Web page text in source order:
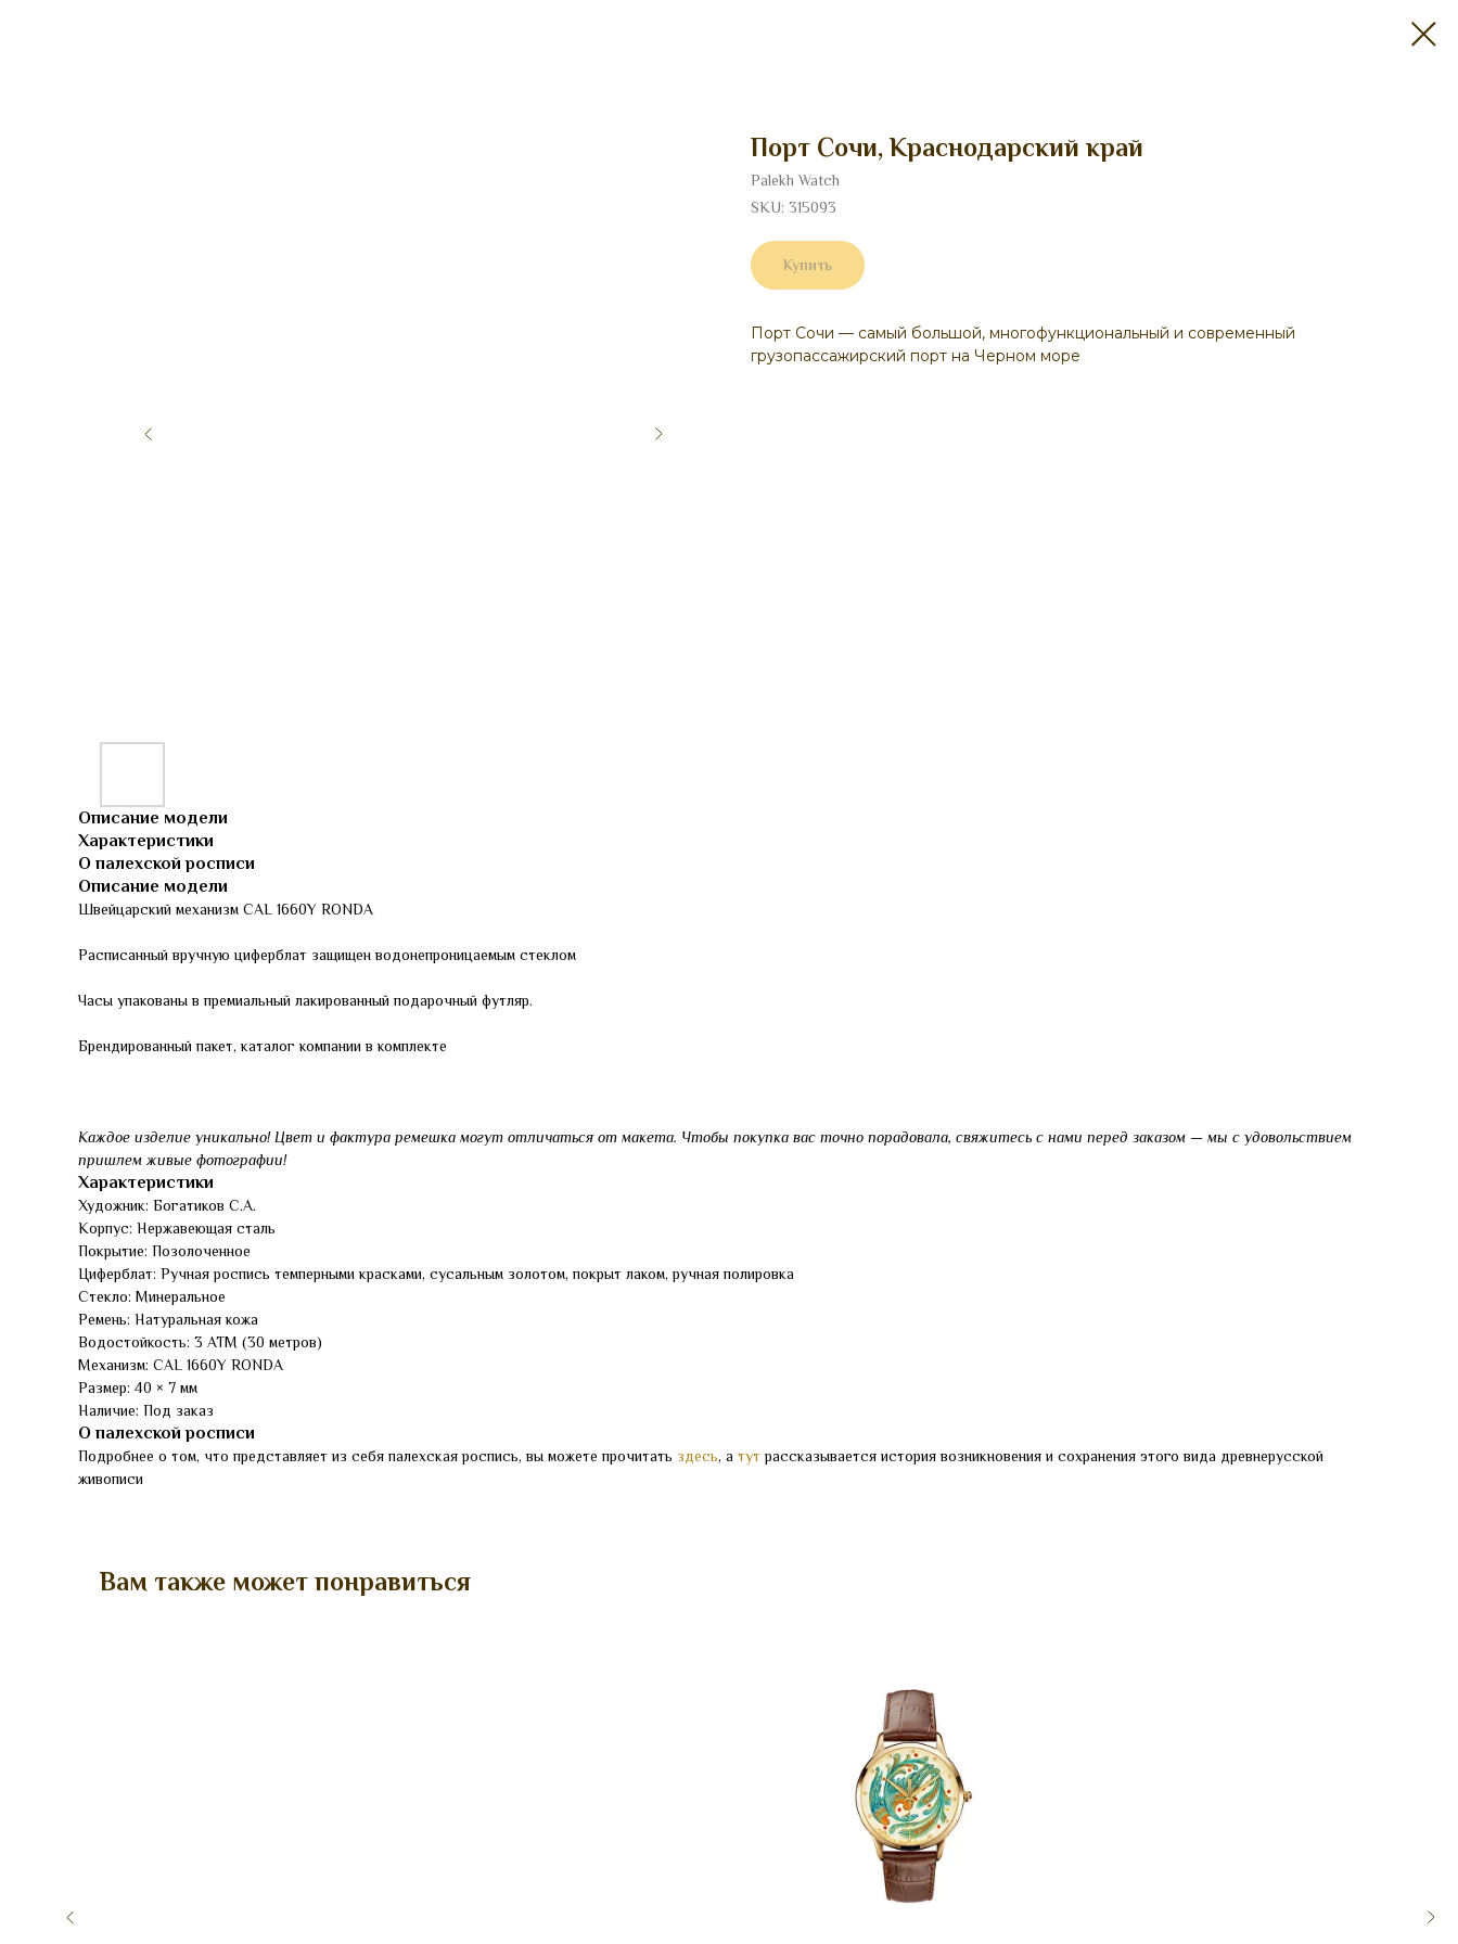
Порт Сочи, Краснодарский край
Palekh Watch
SKU: 315093
Купить
Порт Сочи — самый большой, многофункциональный и современный
грузопассажирский порт на Черном море
Описание модели
Характеристики
О палехской росписи
Описание модели
Швейцарский механизм CAL 1660Y RONDA
Расписанный вручную циферблат защищен водонепроницаемым стеклом
Часы упакованы в премиальный лакированный подарочный футляр.
Брендированный пакет, каталог компании в комплекте
Каждое изделие уникально! Цвет и фактура ремешка могут отличаться от макета. Чтобы покупка вас точно порадовала, свяжитесь с нами перед заказом — мы с удовольствием
пришлем живые фотографии!
Характеристики
Художник: Богатиков С.А.
Корпус: Нержавеющая сталь
Покрытие: Позолоченное
Циферблат: Ручная роспись темперными красками, сусальным золотом, покрыт лаком, ручная полировка
Стекло: Минеральное
Ремень: Натуральная кожа
Водостойкость: 3 АТМ (30 метров)
Механизм: CAL 1660Y RONDA
Размер: 40 × 7 мм
Наличие: Под заказ
О палехской росписи
Подробнее о том, что представляет из себя палехская роспись, вы можете прочитать здесь, а тутрассказывается история возникновения и сохранения этого вида древнерусской
живописи
Вам также может понравиться